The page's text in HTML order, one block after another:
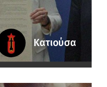
Κατιούσα